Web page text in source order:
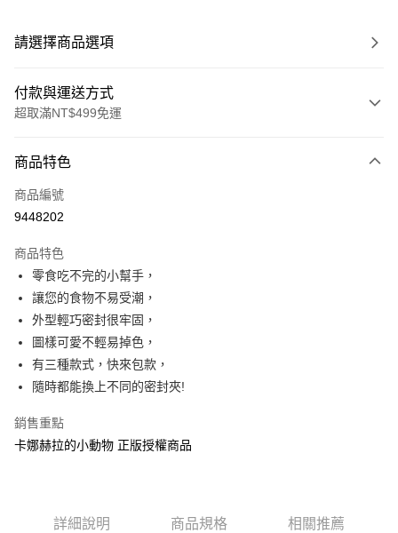
請選擇商品選項
付款與運送方式
超取滿NT$499免運
信用卡一次付款
超商取貨付款
Apple Pay
街口支付
悠遊付
AFTEE先享後付
相關說明
AFTEE先享後付是「在收到商品之後才付款」的支付方式。 讓您購物簡單
便利好安心！
【「AFTEE先享後付」結帳流程】
ATM付款
每筆NT$60，滿NT$499(含以上)免運費
商品特色
商品編號
9448202
商品特色
零食吃不完的小幫手，
讓您的食物不易受潮，
外型輕巧密封很牢固，
圖樣可愛不輕易掉色，
有三種款式，快來包款，
隨時都能換上不同的密封夾!
銷售重點
卡娜赫拉的小動物 正版授權商品
詳細說明 商品規格 相關推薦